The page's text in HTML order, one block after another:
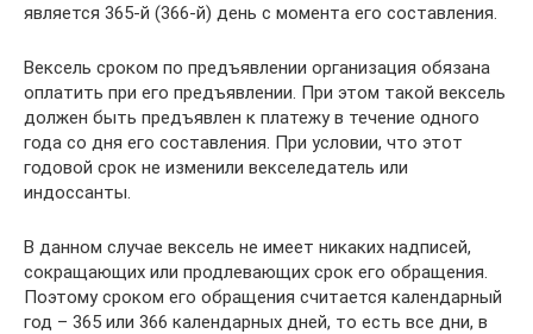
является 365-й (366-й) день с момента его составления.
Вексель сроком по предъявлении организация обязана
оплатить при его предъявлении. При этом такой вексель
должен быть предъявлен к платежу в течение одного
года со дня его составления. При условии, что этот
годовой срок не изменили векселедатель или
индоссанты.
В данном случае вексель не имеет никаких надписей,
сокращающих или продлевающих срок его обращения.
Поэтому сроком его обращения считается календарный
год – 365 или 366 календарных дней, то есть все дни, в